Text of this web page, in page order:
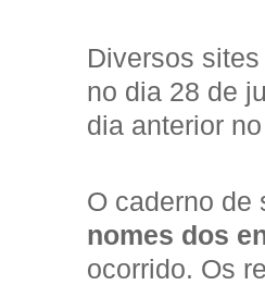
Diversos
no dia 28 de
dia anterior
O caderno de
nomes dos
ocorrido. Os